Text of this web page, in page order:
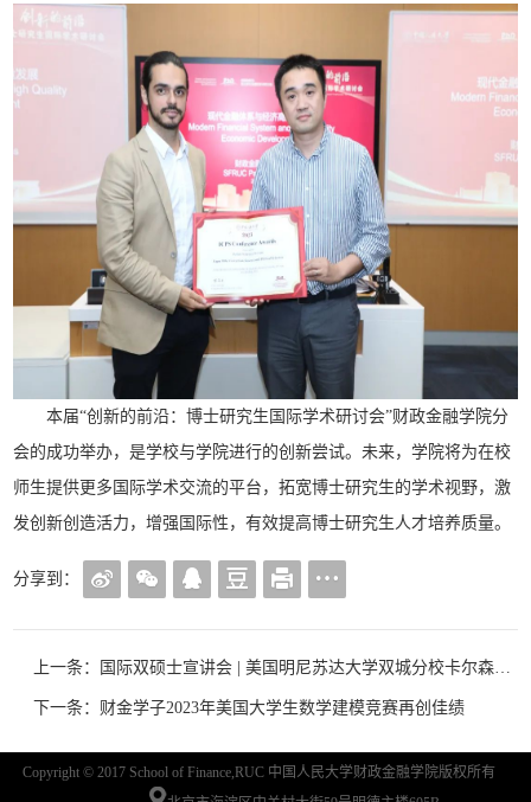
本届“创新的前沿：博士研究生国际学术研讨会”财政金融学院分
会的成功举办，是学校与学院进行的创新尝试。未来，学院将为在校
师生提供更多国际学术交流的平台，拓宽博士研究生的学术视野，激
发创新创造活力，增强国际性，有效提高博士研究生人才培养质量。
分享到：
上一条：国际双硕士宣讲会 | 美国明尼苏达大学双城分校卡尔森管理学院（9.21）
下一条：财金学子2023年美国大学生数学建模竞赛再创佳绩
Copyright © 2017 School of Finance,RUC 中国人民大学财政金融学院版权所有